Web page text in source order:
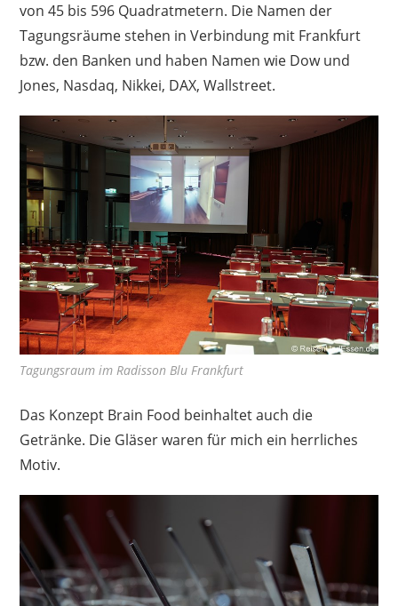
von 45 bis 596 Quadratmetern. Die Namen der
Tagungsräume stehen in Verbindung mit Frankfurt
bzw. den Banken und haben Namen wie Dow und
Jones, Nasdaq, Nikkei, DAX, Wallstreet.
Tagungsraum im Radisson Blu Frankfurt
Das Konzept Brain Food beinhaltet auch die
Getränke. Die Gläser waren für mich ein herrliches
Motiv.